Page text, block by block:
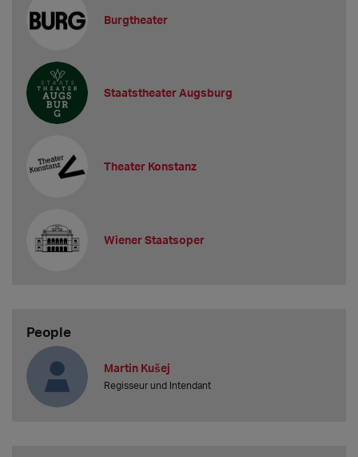
Burgtheater
Staatstheater Augsburg
Theater Konstanz
Wiener Staatsoper
People
Martin Kušej
Regisseur und Intendant